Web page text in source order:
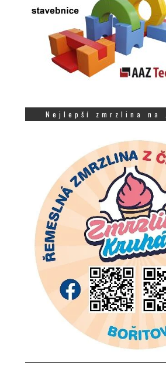
Nejlepší zmrzlina na